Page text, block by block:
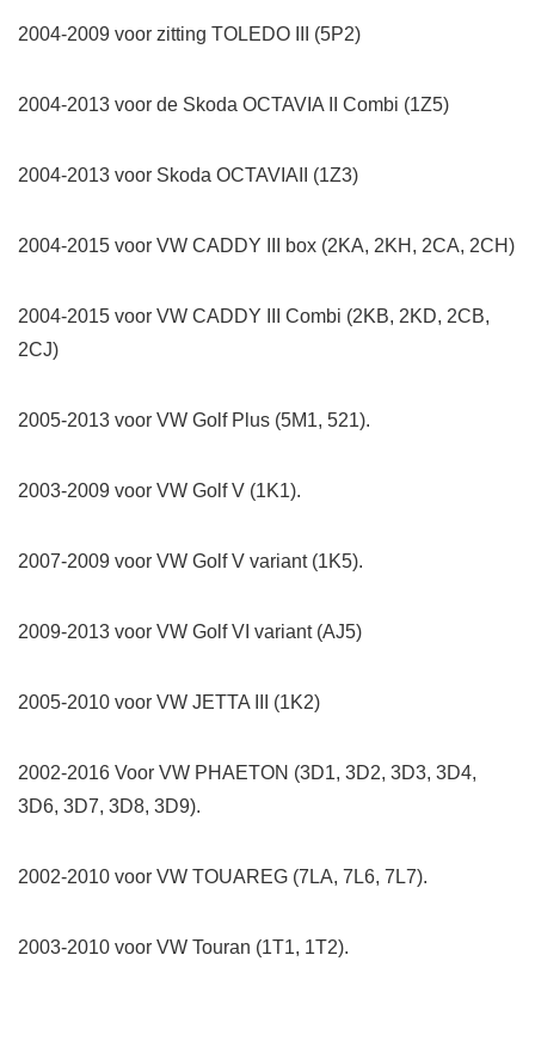
2004-2009 voor zitting TOLEDO III (5P2)
2004-2013 voor de Skoda OCTAVIA II Combi (1Z5)
2004-2013 voor Skoda OCTAVIAII (1Z3)
2004-2015 voor VW CADDY III box (2KA, 2KH, 2CA, 2CH)
2004-2015 voor VW CADDY III Combi (2KB, 2KD, 2CB,
2CJ)
2005-2013 voor VW Golf Plus (5M1, 521).
2003-2009 voor VW Golf V (1K1).
2007-2009 voor VW Golf V variant (1K5).
2009-2013 voor VW Golf VI variant (AJ5)
2005-2010 voor VW JETTA III (1K2)
2002-2016 Voor VW PHAETON (3D1, 3D2, 3D3, 3D4,
3D6, 3D7, 3D8, 3D9).
2002-2010 voor VW TOUAREG (7LA, 7L6, 7L7).
2003-2010 voor VW Touran (1T1, 1T2).